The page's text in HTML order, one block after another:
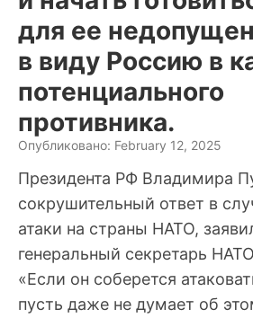
для ее
в виду Россию в
потенциального
противника.
Опубликовано: February 12, 2025
Президента РФ Владимира
сокрушительный ответ в
атаки на страны НАТО,
генеральный секретарь
«Если он соберется
пусть даже не думает об